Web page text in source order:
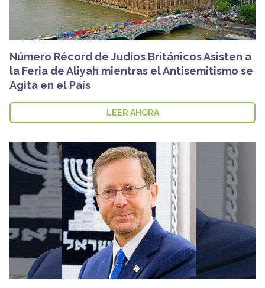
Número Récord de Judíos Británicos Asisten a
la Feria de Aliyah mientras el Antisemitismo se
Agita en el País
LEER AHORA